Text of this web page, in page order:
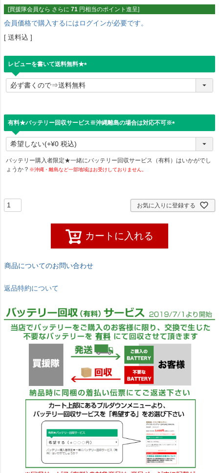
[買援隊会員なら さらに 71 円相当のポイント進呈]
会員価格で購入するにはログインが必要です。
送料込
レビューを書いて送料無料★
(
必
須
有料★バッテリー回収サービス※沖縄離島の場合は対応不可※
(
須
)
バッテリー購入者限定★一緒にバッテリー回収サービス（有料）はいかがでし
ょうか？ ※沖縄・離島など一部地域はお受けしておりません。
お気に入りに登録する
カートに入れる
商品についてのお問い合わせ
返品特約について